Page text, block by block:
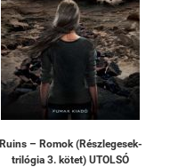
Ruins – Romok (Részlegesek-
trilógia 3. kötet) UTOLSÓ